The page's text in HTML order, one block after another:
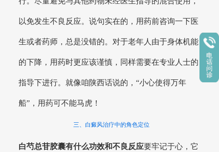
以免发生不良反应。说句实在的，用药前咨询一下医
生或者药师，总是没错的。对于老年人由于身体机能
的下降，用药时更应该谨慎，同样需要在专业人士的
指导下进行。就像咱陕西话说的，“小心使得万年
船”，用药可不能马虎！
三、白癜风治疗中的角色定位
白芍总苷胶囊有什么功效和不良反应要牢记于心，它